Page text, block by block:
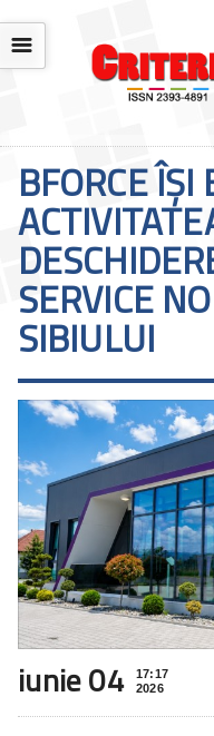
☰
BFORCE ÎȘI
SERVICE
SIBIULUI
iunie 04
17:17
2026